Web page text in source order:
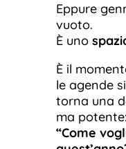
Eppure
vuoto.
È uno
È il
le agende
torna una
ma potente:
“Come